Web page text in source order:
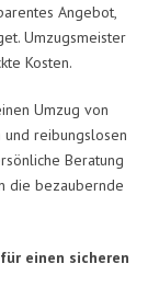
Angebot,
Umzugsmeister
Kosten.
Umzug von
reibungslosen
Beratung
die bezaubernde
einen sicheren